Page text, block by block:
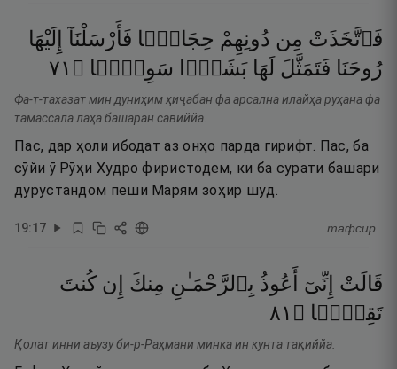
فَٱتَّخَذَتْ مِن دُونِهِمْ حِجَابًۭا فَأَرْسَلْنَآ
إِلَيْهَا
رُوحَنَا فَتَمَثَّلَ لَهَا بَشَرًۭا سَوِيًّۭا ۝ ١٧
Фа-т-тахазат мин дуниҳим ҳиҷабан фа арсална илайҳа руҳана фа
тамассала лаҳа башаран савиййа.
Пас, дар ҳоли ибодат аз онҳо парда гирифт. Пас, ба
сӯйи ӯ Рӯҳи Худро фиристодем, ки ба сурати башари
дурустандом пеши Марям зоҳир шуд.
19:17 тафсир
قَالَتْ إِنِّىٓ أَعُوذُ بِٱلرَّحْمَـٰنِ مِنكَ إِن كُنتَ
تَقِيًّۭا ۝ ١٨
Қолат инни аъузу би-р-Раҳмани минка ин кунта тақиййа.